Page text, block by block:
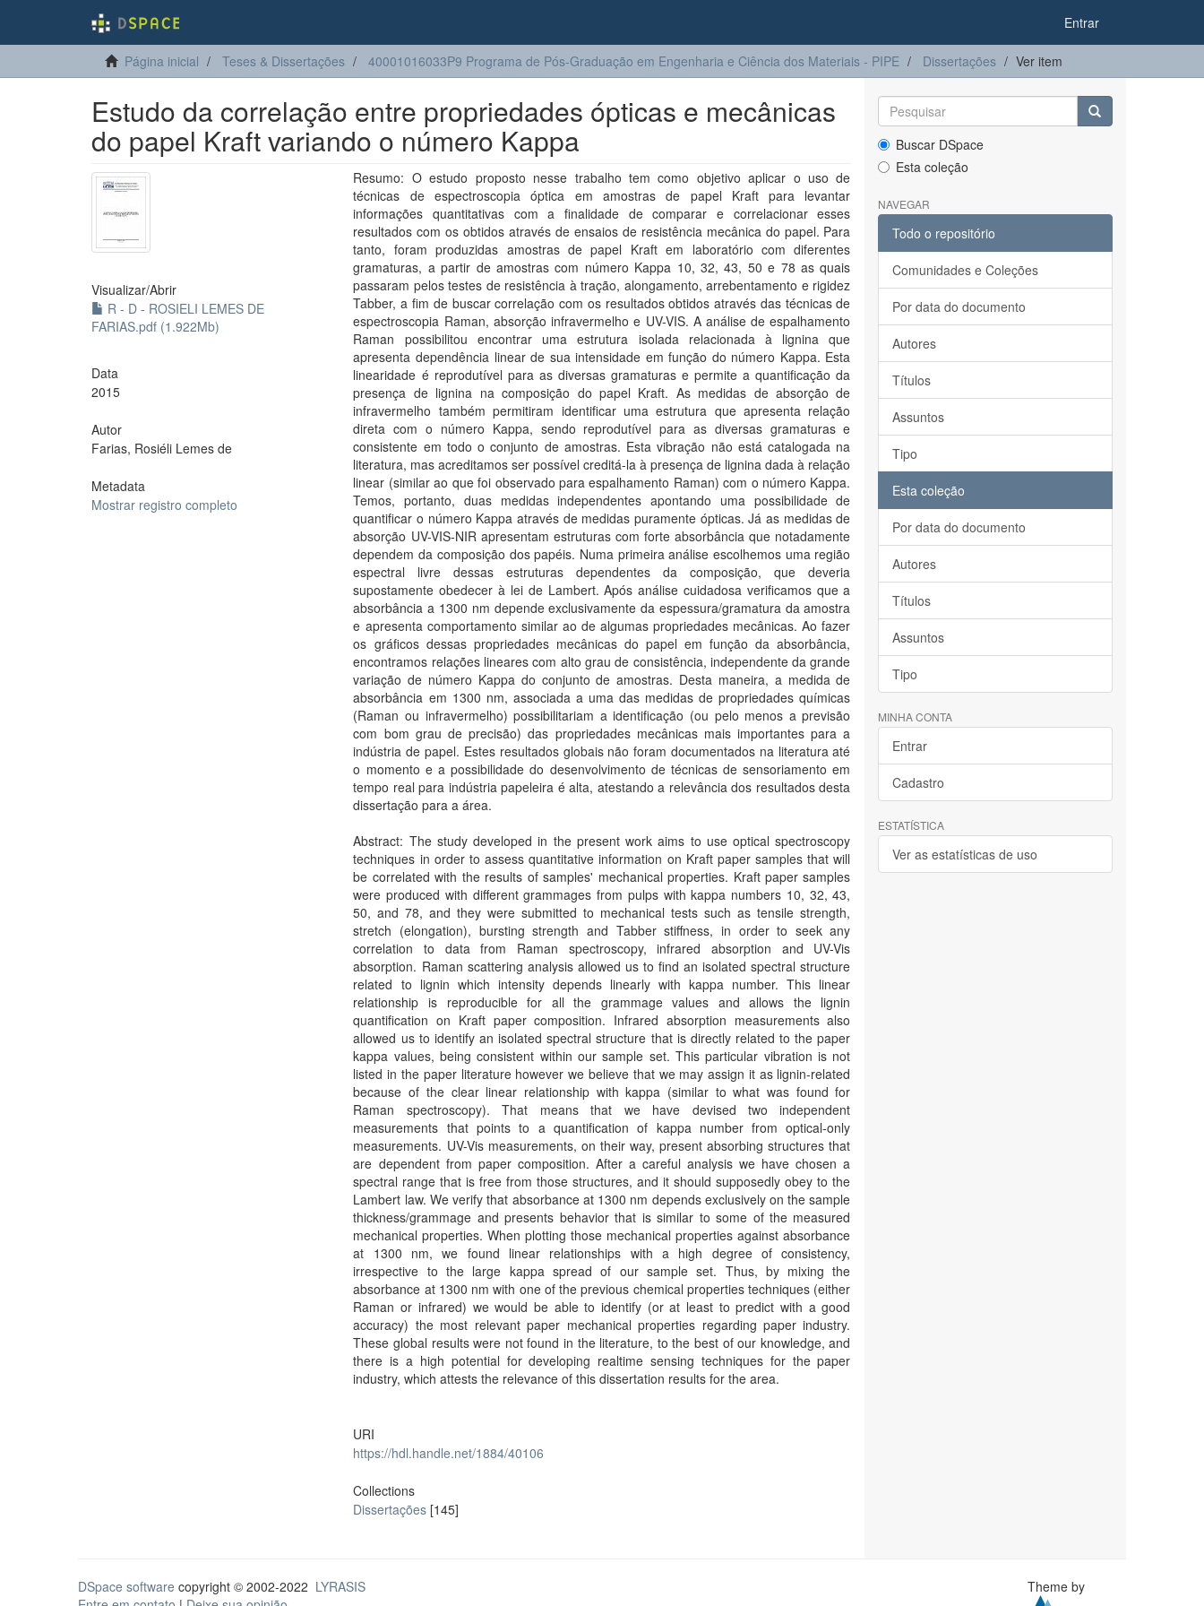
Entrar
Página inicial Teses & Dissertações 40001016033P9 Programa de Pós-Graduação em Engenharia e Ciência dos Materiais - PIPE Dissertações Ver item
Estudo da correlação entre propriedades ópticas e mecânicas
do papel Kraft variando o número Kappa
Visualizar/Abrir
R - D - ROSIELI LEMES DE
FARIAS.pdf (1.922Mb)
Data
2015
Autor
Farias, Rosiéli Lemes de
Metadata
Mostrar registro completo
Resumo: O estudo proposto nesse trabalho tem como objetivo aplicar o uso de
técnicas de espectroscopia óptica em amostras de papel Kraft para levantar
informações quantitativas com a finalidade de comparar e correlacionar esses
resultados com os obtidos através de ensaios de resistência mecânica do papel. Para
tanto, foram produzidas amostras de papel Kraft em laboratório com diferentes
gramaturas, a partir de amostras com número Kappa 10, 32, 43, 50 e 78 as quais
passaram pelos testes de resistência à tração, alongamento, arrebentamento e rigidez
Tabber, a fim de buscar correlação com os resultados obtidos através das técnicas de
espectroscopia Raman, absorção infravermelho e UV-VIS. A análise de espalhamento
Raman possibilitou encontrar uma estrutura isolada relacionada à lignina que
apresenta dependência linear de sua intensidade em função do número Kappa. Esta
linearidade é reprodutível para as diversas gramaturas e permite a quantificação da
presença de lignina na composição do papel Kraft. As medidas de absorção de
infravermelho também permitiram identificar uma estrutura que apresenta relação
direta com o número Kappa, sendo reprodutível para as diversas gramaturas e
consistente em todo o conjunto de amostras. Esta vibração não está catalogada na
literatura, mas acreditamos ser possível creditá-la à presença de lignina dada à relação
linear (similar ao que foi observado para espalhamento Raman) com o número Kappa.
Temos, portanto, duas medidas independentes apontando uma possibilidade de
quantificar o número Kappa através de medidas puramente ópticas. Já as medidas de
absorção UV-VIS-NIR apresentam estruturas com forte absorbância que notadamente
dependem da composição dos papéis. Numa primeira análise escolhemos uma região
espectral livre dessas estruturas dependentes da composição, que deveria
supostamente obedecer à lei de Lambert. Após análise cuidadosa verificamos que a
absorbância a 1300 nm depende exclusivamente da espessura/gramatura da amostra
e apresenta comportamento similar ao de algumas propriedades mecânicas. Ao fazer
os gráficos dessas propriedades mecânicas do papel em função da absorbância,
encontramos relações lineares com alto grau de consistência, independente da grande
variação de número Kappa do conjunto de amostras. Desta maneira, a medida de
absorbância em 1300 nm, associada a uma das medidas de propriedades químicas
(Raman ou infravermelho) possibilitariam a identificação (ou pelo menos a previsão
com bom grau de precisão) das propriedades mecânicas mais importantes para a
indústria de papel. Estes resultados globais não foram documentados na literatura até
o momento e a possibilidade do desenvolvimento de técnicas de sensoriamento em
tempo real para indústria papeleira é alta, atestando a relevância dos resultados desta
dissertação para a área.
Abstract: The study developed in the present work aims to use optical spectroscopy
techniques in order to assess quantitative information on Kraft paper samples that will
be correlated with the results of samples' mechanical properties. Kraft paper samples
were produced with different grammages from pulps with kappa numbers 10, 32, 43,
50, and 78, and they were submitted to mechanical tests such as tensile strength,
stretch (elongation), bursting strength and Tabber stiffness, in order to seek any
correlation to data from Raman spectroscopy, infrared absorption and UV-Vis
absorption. Raman scattering analysis allowed us to find an isolated spectral structure
related to lignin which intensity depends linearly with kappa number. This linear
relationship is reproducible for all the grammage values and allows the lignin
quantification on Kraft paper composition. Infrared absorption measurements also
allowed us to identify an isolated spectral structure that is directly related to the paper
kappa values, being consistent within our sample set. This particular vibration is not
listed in the paper literature however we believe that we may assign it as lignin-related
because of the clear linear relationship with kappa (similar to what was found for
Raman spectroscopy). That means that we have devised two independent
measurements that points to a quantification of kappa number from optical-only
measurements. UV-Vis measurements, on their way, present absorbing structures that
are dependent from paper composition. After a careful analysis we have chosen a
spectral range that is free from those structures, and it should supposedly obey to the
Lambert law. We verify that absorbance at 1300 nm depends exclusively on the sample
thickness/grammage and presents behavior that is similar to some of the measured
mechanical properties. When plotting those mechanical properties against absorbance
at 1300 nm, we found linear relationships with a high degree of consistency,
irrespective to the large kappa spread of our sample set. Thus, by mixing the
absorbance at 1300 nm with one of the previous chemical properties techniques (either
Raman or infrared) we would be able to identify (or at least to predict with a good
accuracy) the most relevant paper mechanical properties regarding paper industry.
These global results were not found in the literature, to the best of our knowledge, and
there is a high potential for developing realtime sensing techniques for the paper
industry, which attests the relevance of this dissertation results for the area.
URI
https://hdl.handle.net/1884/40106
Collections
Dissertações [145]
Buscar DSpace
Esta coleção
NAVEGAR
Todo o repositório
Comunidades e Coleções
Por data do documento
Autores
Títulos
Assuntos
Tipo
Esta coleção
Por data do documento
Autores
Títulos
Assuntos
Tipo
MINHA CONTA
Entrar
Cadastro
ESTATÍSTICA
Ver as estatísticas de uso
DSpace software copyright © 2002-2022 LYRASIS
Theme by